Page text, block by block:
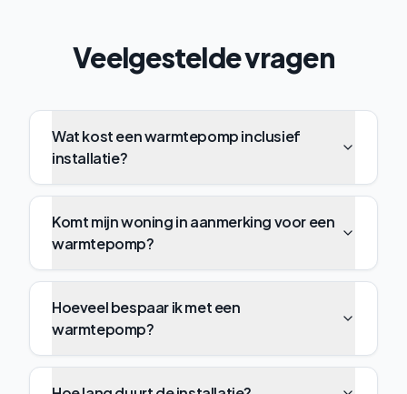
Veelgestelde vragen
Wat kost een warmtepomp inclusief
installatie?
Komt mijn woning in aanmerking voor een
warmtepomp?
Hoeveel bespaar ik met een
warmtepomp?